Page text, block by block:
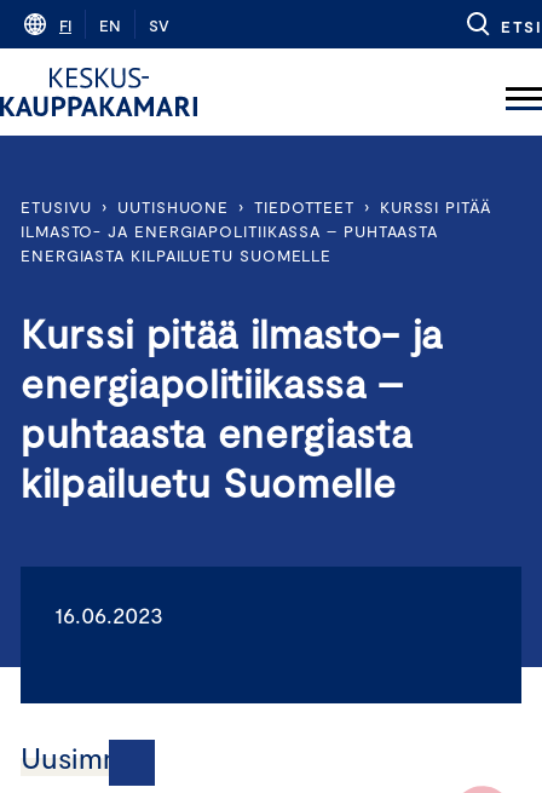
Skip
content
FI EN SV ETSI
ETUSIVU › UUTISHUONE › TIEDOTTEET ›
KURSSI PITÄÄ
ILMASTO- JA ENERGIAPOLITIIKASSA – PUHTAASTA
ENERGIASTA KILPAILUETU SUOMELLE
Kurssi pitää ilmasto- ja
energiapolitiikassa –
puhtaasta energiasta
kilpailuetu Suomelle
16.06.2023
Uusimmat